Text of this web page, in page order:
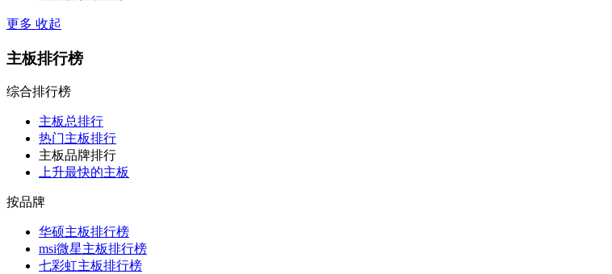
更多 收起
主板排行榜
综合排行榜
主板总排行
热门主板排行
主板品牌排行
上升最快的主板
按品牌
华硕主板排行榜
msi微星主板排行榜
七彩虹主板排行榜